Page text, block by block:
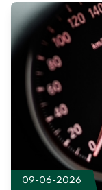
09-06-2026